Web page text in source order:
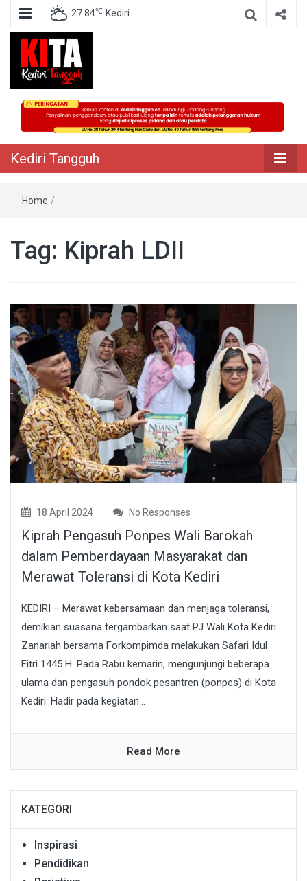
27.84℃ Kediri
Kediri Tangguh
Berita Akurat Terpercaya
Kediri Tangguh
Home /
Tag: Kiprah LDII
18 April 2024 No Responses
Kiprah Pengasuh Ponpes Wali Barokah
dalam Pemberdayaan Masyarakat dan
Merawat Toleransi di Kota Kediri
KEDIRI – Merawat kebersamaan dan menjaga toleransi,
demikian suasana tergambarkan saat PJ Wali Kota Kediri
Zanariah bersama Forkompimda melakukan Safari Idul
Fitri 1445 H. Pada Rabu kemarin, mengunjungi beberapa
ulama dan pengasuh pondok pesantren (ponpes) di Kota
Kediri. Hadir pada kegiatan...
Read More
KATEGORI
Inspirasi
Pendidikan